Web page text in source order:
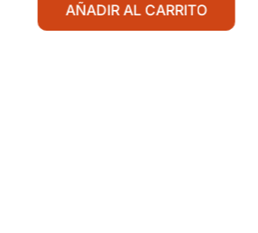
AÑADIR AL CARRITO